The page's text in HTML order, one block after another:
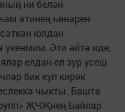
ни белән
әтинең һөнәрен
юлдан
Әти әйтә иде,
елдан-ел зур үсеш
бик күп кирәк
чыкты. Башта
ҖЧҖнең Байлар